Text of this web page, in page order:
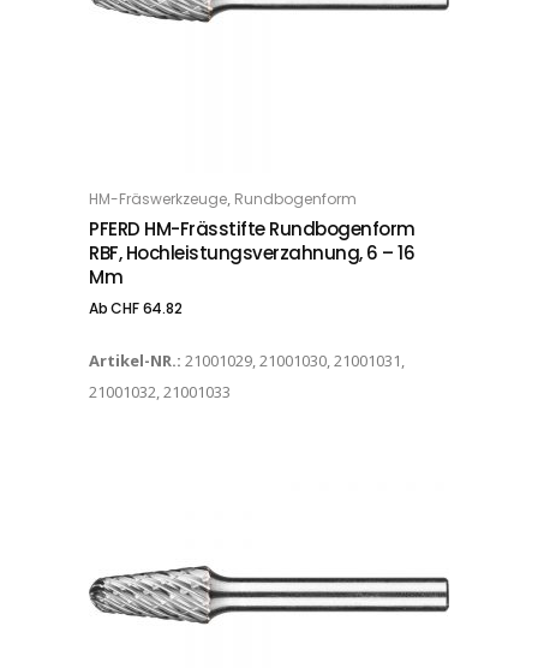
OPTIONS
HM-Fräswerkzeuge, Rundbogenform
PFERD HM-Frässtifte Rundbogenform
RBF, Hochleistungsverzahnung, 6 – 16
Mm
AbCHF64.82
Artikel-NR.: 21001029, 21001030, 21001031,
21001032, 21001033